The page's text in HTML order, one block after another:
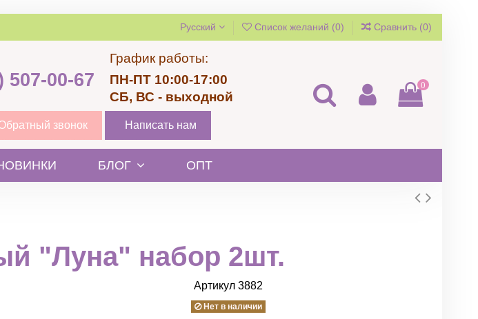
Русский Список желаний (0) Сравнить (0)
507-00-67
График работы:
ПН-ПТ 10:00-17:00
СБ, ВС - выходной
звонок Написать нам
0
БЛОГ ОПТ
"Луна" набор 2шт.
Артикул 3882
Нет в наличии